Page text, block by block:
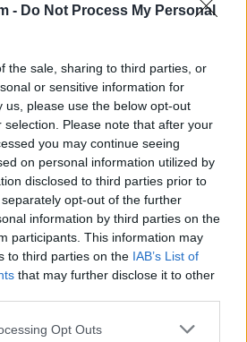
- Do Not Process My Personal
the sale, sharing to third parties, or
or sensitive information for
us, please use the below opt-out
Please note that after your
you may continue seeing
on personal information utilized by
disclosed to third parties prior to
opt-out of the further
information by third parties on the
participants. This information may
to third parties on the IAB’s List of
that may further disclose it to other
Opt Outs
situāciju!" Biedrība atklāj, ka